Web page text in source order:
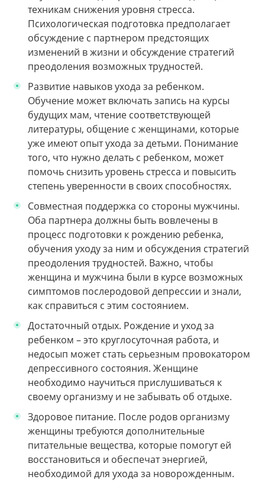
техникам снижения уровня стресса.
Психологическая подготовка предполагает
обсуждение с партнером предстоящих
изменений в жизни и обсуждение стратегий
преодоления возможных трудностей.
Развитие навыков ухода за ребенком.
Обучение может включать запись на курсы
будущих мам, чтение соответствующей
литературы, общение с женщинами, которые
уже имеют опыт ухода за детьми. Понимание
того, что нужно делать с ребенком, может
помочь снизить уровень стресса и повысить
степень уверенности в своих способностях.
Совместная поддержка со стороны мужчины.
Оба партнера должны быть вовлечены в
процесс подготовки к рождению ребенка,
обучения уходу за ним и обсуждения стратегий
преодоления трудностей. Важно, чтобы
женщина и мужчина были в курсе возможных
симптомов послеродовой депрессии и знали,
как справиться с этим состоянием.
Достаточный отдых. Рождение и уход за
ребенком – это круглосуточная работа, и
недосып может стать серьезным провокатором
депрессивного состояния. Женщине
необходимо научиться прислушиваться к
своему организму и не забывать об отдыхе.
Здоровое питание. После родов организму
женщины требуются дополнительные
питательные вещества, которые помогут ей
восстановиться и обеспечат энергией,
необходимой для ухода за новорожденным.